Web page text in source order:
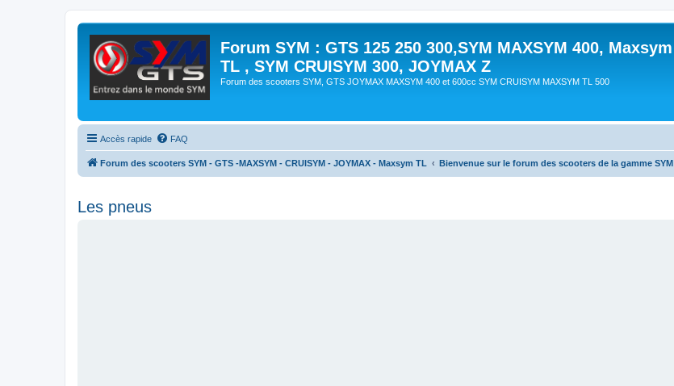
Forum SYM : GTS 125 250 300,SYM MAXSYM 400, Maxsym
TL , SYM CRUISYM 300, JOYMAX Z
Forum des scooters SYM, GTS JOYMAX MAXSYM 400 et 600cc SYM CRUISYM MAXSYM TL 500
Accès rapide FAQ
Forum des scooters SYM - GTS -MAXSYM - CRUISYM - JOYMAX - Maxsym TL Bienvenue sur le forum des scooters de la gamme SYM
Les pneus